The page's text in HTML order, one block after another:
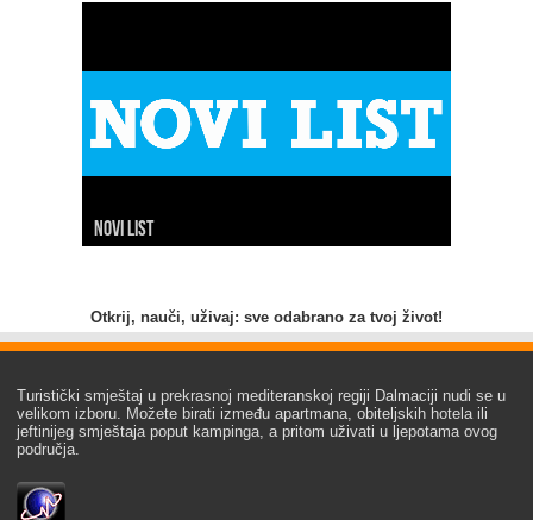
Novi list
Slobodna Dalmacija
Net.hr
Dalmacija danas
7 dnevno
24 sata
Index
Hina
Otkrij, nauči, uživaj: sve odabrano za tvoj život!
Turistički smještaj u prekrasnoj mediteranskoj regiji Dalmaciji nudi se u
velikom izboru. Možete birati između apartmana, obiteljskih hotela ili
jeftinijeg smještaja poput kampinga, a pritom uživati u ljepotama ovog
područja.